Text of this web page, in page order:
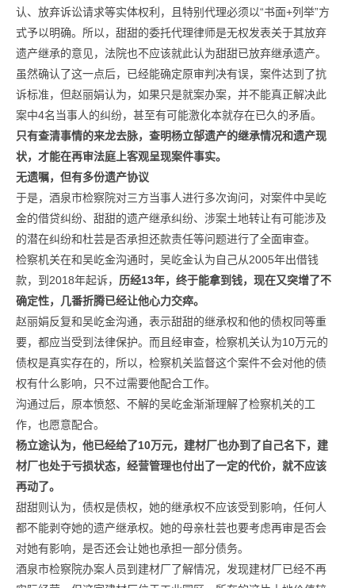
认、放弃诉讼请求等实体权利，且特别代理必须以“书面+列举”方
式予以明确。所以，甜甜的委托代理律师是无权发表关于其放弃
遗产继承的意见，法院也不应该就此认为甜甜已放弃继承遗产。
虽然确认了这一点后，已经能确定原审判决有误，案件达到了抗
诉标准，但赵丽娟认为，如果只是就案办案，并不能真正解决此
案中4名当事人的纠纷，甚至有可能激化本就存在已久的矛盾。
只有查清事情的来龙去脉，查明杨立郜遗产的继承情况和遗产现
状，才能在再审法庭上客观呈现案件事实。
无遗嘱，但有多份遗产协议
于是，酒泉市检察院对三方当事人进行多次询问，对案件中吴屹
金的借贷纠纷、甜甜的遗产继承纠纷、涉案土地转让有可能涉及
的潜在纠纷和杜芸是否承担还款责任等问题进行了全面审查。
检察机关在和吴屹金沟通时，吴屹金认为自己从2005年出借钱
款，到2018年起诉， 历经13年，终于能拿到钱，现在又突增了不
确定性，几番折腾已经让他心力交瘁。
赵丽娟反复和吴屹金沟通，表示甜甜的继承权和他的债权同等重
要，都应当受到法律保护。而且经审查，检察机关认为10万元的
债权是真实存在的，所以，检察机关监督这个案件不会对他的债
权有什么影响，只不过需要他配合工作。
沟通过后，原本愤怒、不解的吴屹金渐渐理解了检察机关的工
作，也愿意配合。
杨立途认为，他已经给了10万元，建材厂也办到了自己名下，建
材厂也处于亏损状态，经营管理也付出了一定的代价，就不应该
再动了。
甜甜则认为，债权是债权，她的继承权不应该受到影响，任何人
都不能剥夺她的遗产继承权。她的母亲杜芸也要考虑再审是否会
对她有影响，是否还会让她也承担一部分债务。
酒泉市检察院办案人员到建材厂了解情况，发现建材厂已经不再